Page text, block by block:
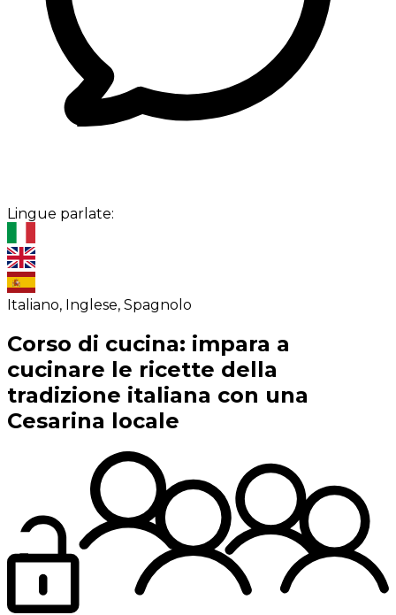
Lingue parlate:
Italiano, Inglese, Spagnolo
Corso di cucina: impara a
cucinare le ricette della
tradizione italiana con una
Cesarina locale